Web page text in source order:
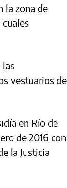
la zona de
las
vestuarios de
en Río de
de 2016 con
la Justicia